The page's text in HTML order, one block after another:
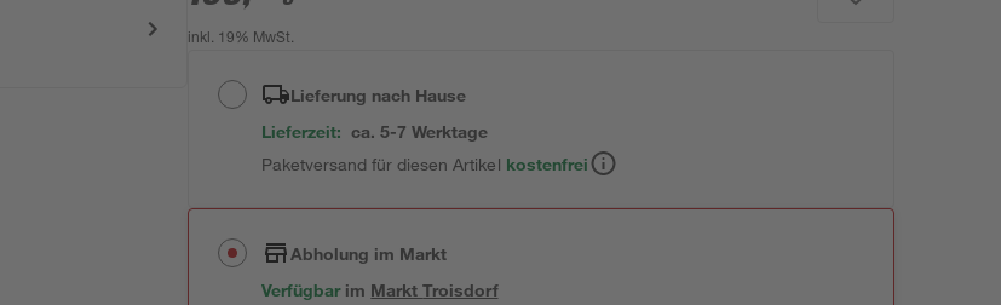
inkl. 19% MwSt.
Lieferung nach Hause
Lieferzeit: ca. 5-7 Werktage
Paketversand für diesen Artikel kostenfrei
Abholung im Markt
Verfügbar im MarktTroisdorf